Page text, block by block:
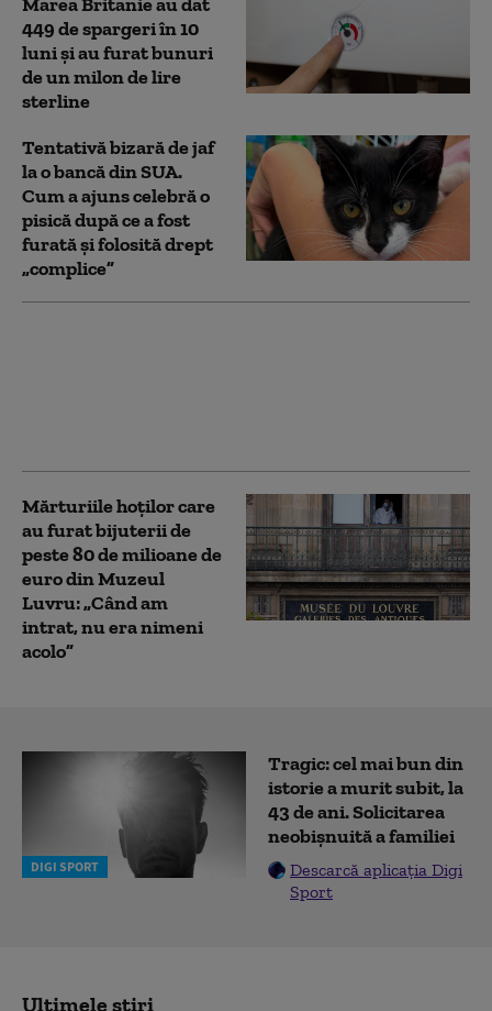
449 de spargeri în 10
luni și au furat bunuri
de un milon de lire
sterline
Tentativă bizară de jaf
la o bancă din SUA.
Cum a ajuns celebră o
pisică după ce a fost
furată și folosită drept
„complice”
Mărturiile hoților care
au furat bijuterii de
peste 80 de milioane de
euro din Muzeul
Luvru: „Când am
intrat, nu era nimeni
acolo”
DIGI SPORT
Tragic: cel mai bun din
istorie a murit subit, la
43 de ani. Solicitarea
neobișnuită a familiei
Descarcă aplicația Digi
Sport
Ultimele știri